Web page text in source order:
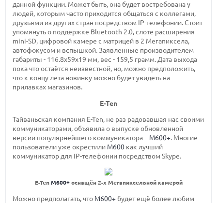
данной функции. Может быть, она будет востребована у
людей, которым часто приходится общаться с коллегами,
друзьями из других стран посредством IP-телефонии. Стоит
упомянуть о поддержке Bluetooth 2.0, слоте расширения
mini-SD, цифровой камере с матрицей в 2 Мегапиксела,
автофокусом и вспышкой. Заявленные производителем
габариты - 116.8x59x19 мм, вес - 159,5 грамм. Дата выхода
пока что остаётся неизвестной, но, можно предположить,
что к концу лета новинку можно будет увидеть на
прилавках магазинов.
E-Ten
Тайваньская компания E-Ten, не раз радовавшая нас своими
коммуникаторами, объявила о выпуске обновленной
версии популярнейшего коммуникатора – M600+. Многие
пользователи уже окрестили M600 как лучший
коммуникатор для IP-телефонии посредством Skype.
E-Ten M600+оснащён 2-х Мегапиксельной камерой
Можно предполагать, что M600+ будет ещё более любим